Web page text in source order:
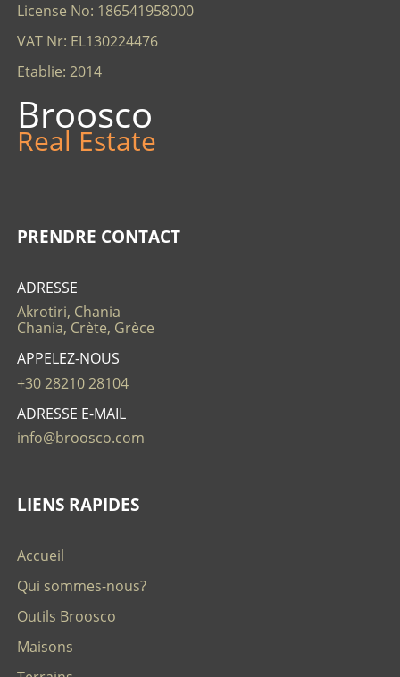
License No: 186541958000
VAT Nr: EL130224476
Etablie: 2014
Broosco
Real Estate
PRENDRE CONTACT
ADRESSE
Akrotiri, Chania
Chania, Crète, Grèce
APPELEZ-NOUS
+30 28210 28104
ADRESSE E-MAIL
info@broosco.com
LIENS RAPIDES
Accueil
Qui sommes-nous?
Outils Broosco
Maisons